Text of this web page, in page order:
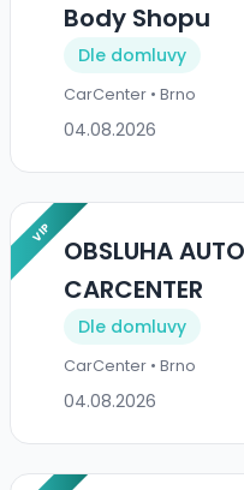
Body Shopu
Dle domluvy
CarCenter • Brno
04.08.2026
VIP
OBSLUHA
CARCENTER
Dle domluvy
CarCenter • Brno
04.08.2026